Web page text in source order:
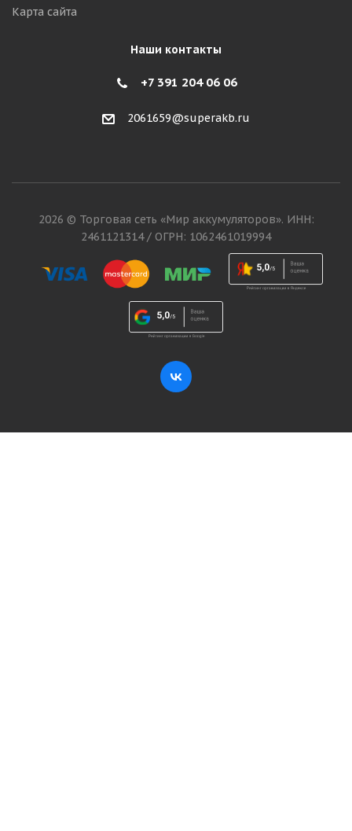
Карта сайта
Наши контакты
+7 391 204 06 06
2061659@superakb.ru
2026 © Торговая сеть «Мир аккумуляторов». ИНН:
2461121314 / ОГРН: 1062461019994